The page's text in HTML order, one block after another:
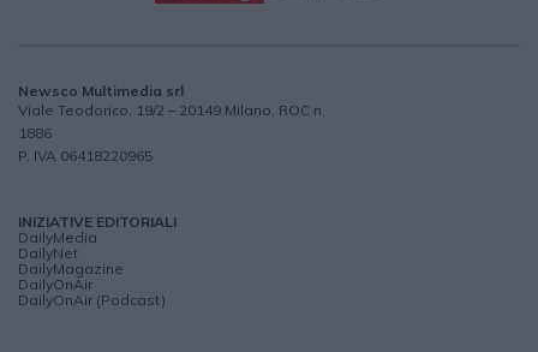
Newsco Multimedia srl
Viale Teodorico, 19/2 – 20149 Milano, ROC n.
1886
P. IVA 06418220965
INIZIATIVE EDITORIALI
DailyMedia
DailyNet
DailyMagazine
DailyOnAir
DailyOnAir (Podcast)